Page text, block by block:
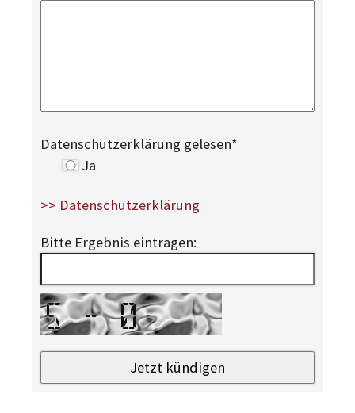
Datenschutzerklärung gelesen*
Ja
>> Datenschutzerklärung
Bitte Ergebnis eintragen: